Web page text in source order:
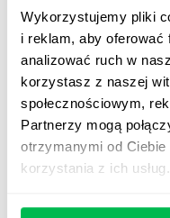
Wykorzystujemy pliki
i reklam, aby oferować
analizować ruch w
korzystasz z naszej
społecznościowym,
Partnerzy mogą
otrzymanymi od
korzystania z ich usług.
powinno być
działania, który
rozwoju przeznaczone
Podnieś
pracowników
Kolejny krok to